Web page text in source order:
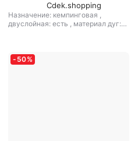
Cdek.shopping
Назначение: кемпинговая ,
двуслойная: есть , материал дуг:
- 50%